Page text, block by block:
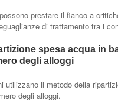
prestare il fianco a
di trattamento tra i
spesa acqua in
degli alloggi
utilizzano il metodo della
degli alloggi.